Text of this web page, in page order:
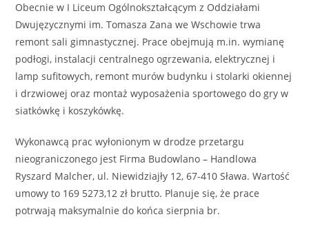
Obecnie w I Liceum Ogólnokształcącym z Oddziałami
Dwujęzycznymi im. Tomasza Zana we Wschowie trwa
remont sali gimnastycznej. Prace obejmują m.in. wymianę
podłogi, instalacji centralnego ogrzewania, elektrycznej i
lamp sufitowych, remont murów budynku i stolarki okiennej
i drzwiowej oraz montaż wyposażenia sportowego do gry w
siatkówkę i koszykówkę.
Wykonawcą prac wyłonionym w drodze przetargu
nieograniczonego jest Firma Budowlano – Handlowa
Ryszard Malcher, ul. Niewidziajły 12, 67-410 Sława. Wartość
umowy to 169 5273,12 zł brutto. Planuje się, że prace
potrwają maksymalnie do końca sierpnia br.